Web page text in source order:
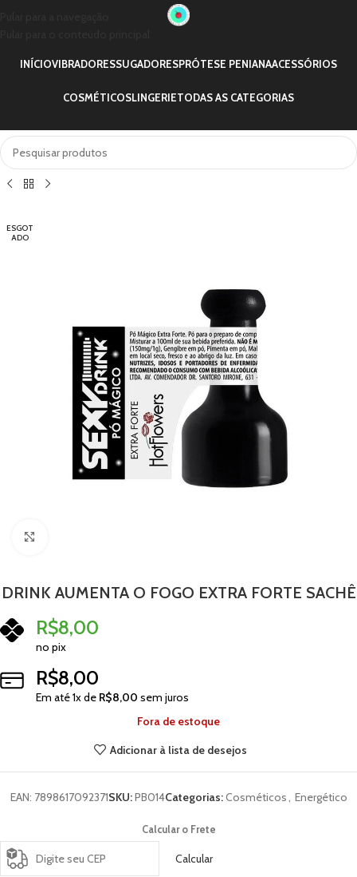
INÍCIOVIBRADORESSUGADORESPRÓTESE PENIANAACESSÓRIOS
COSMÉTICOSLINGERIETODAS AS CATEGORIAS
ESGOT
ADO
DRINK AUMENTA O FOGO EXTRA FORTE SACHÊ
R$8,00
no pix
R$8,00
Em até1x de R$8,00 sem juros
Fora de estoque
Adicionar à lista de desejos
EAN: 7898617092371SKU:PB014Categorias:Cosméticos, Energético
Calcular o Frete
Calcular